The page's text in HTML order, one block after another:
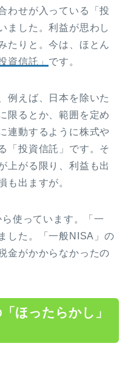
わせが入っている「投
ました。利益が思わし
たりと。今は、ほとん
資信託」 です。
例えば、日本を除いた
限るとか、範囲を定め
連動するように株式や
「投資信託」です。そ
上がる限り、利益も出
も出ますが。
使っています。「一
した。「一般NISA」の
金がかからなかったの
ほったらかし」